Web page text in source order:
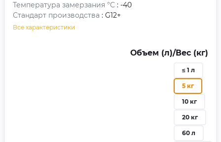
Температура замерзания °C : -40
Стандарт производства : G12+
Все характеристики
Объем (л)/Вес (кг)
≤ 1 л
5 кг
10 кг
20 кг
60 л